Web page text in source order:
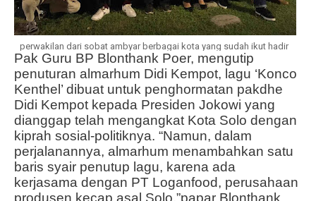
perwakilan dari sobat ambyar berbagai kota yang sudah ikut hadir
Pak Guru BP Blonthank Poer, mengutip
penuturan almarhum Didi Kempot, lagu ‘Konco
Kenthel’ dibuat untuk penghormatan pakdhe
Didi Kempot kepada Presiden Jokowi yang
dianggap telah mengangkat Kota Solo dengan
kiprah sosial-politiknya. “Namun, dalam
perjalanannya, almarhum menambahkan satu
baris syair penutup lagu, karena ada
kerjasama dengan PT Loganfood, perusahaan
produsen kecap asal Solo.”papar Blonthank